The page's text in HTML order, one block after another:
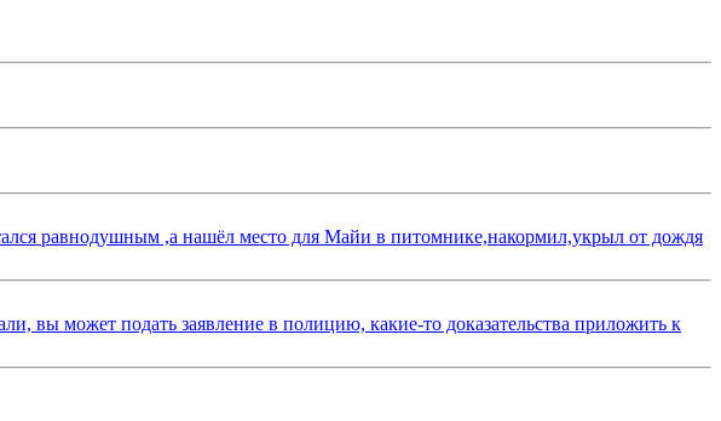
равнодушным ,а нашёл место для Майи в питомнике,накормил,укрыл от дождя
вы может подать заявление в полицию, какие-то доказательства приложить к